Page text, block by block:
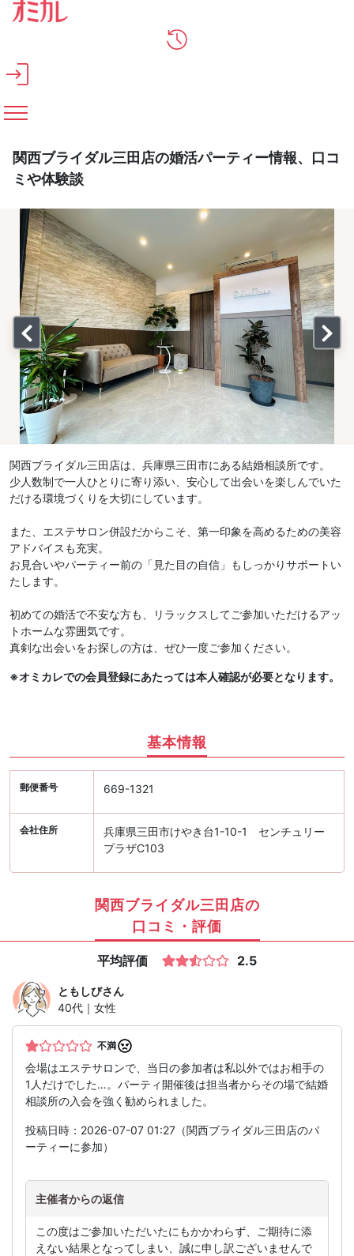
メインコンテンツへスキップ
関西ブライダル三田店の婚活パーティー情報、口コ
ミや体験談
関西ブライダル三田店は、兵庫県三田市にある結婚相談所です。
少人数制で一人ひとりに寄り添い、安心して出会いを楽しんでいた
だける環境づくりを大切にしています。
また、エステサロン併設だからこそ、第一印象を高めるための美容
アドバイスも充実。
お見合いやパーティー前の「見た目の自信」もしっかりサポートい
たします。
初めての婚活で不安な方も、リラックスしてご参加いただけるアッ
トホームな雰囲気です。
真剣な出会いをお探しの方は、ぜひ一度ご参加ください。
※オミカレでの会員登録にあたっては本人確認が必要となります。
基本情報
郵便番号 669-1321
会社住所
兵庫県三田市けやき台1-10-1 センチュリー
プラザC103
関西ブライダル三田店の
口コミ・評価
平均評価 2.5
ともしびさん
40代｜女性
不満
会場はエステサロンで、当日の参加者は私以外ではお相手の
1人だけでした…。パーティ開催後は担当者からその場で結婚
相談所の入会を強く勧められました。
投稿日時：2026-07-07 01:27（関西ブライダル三田店のパ
ーティーに参加）
主催者からの返信
この度はご参加いただいたにもかかわらず、ご期待に添
えない結果となってしまい、誠に申し訳ございませんで